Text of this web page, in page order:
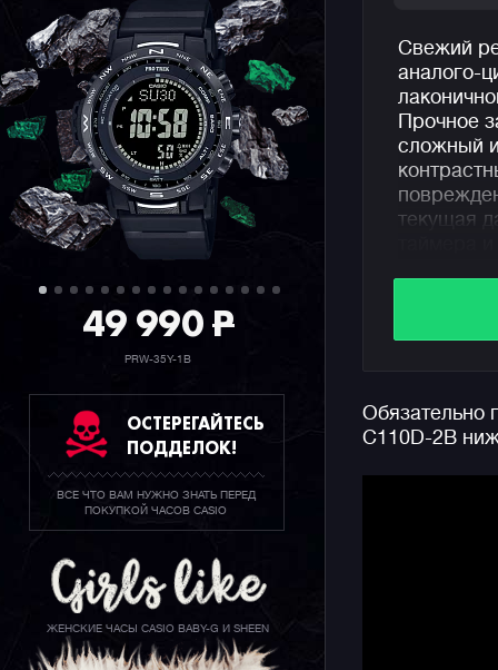
49 990P
PRW-35Y-1B
ОСТЕРЕГАЙТЕСЬ
ПОДДЕЛОК!
ВСЕ ЧТО ВАМ НУЖНО ЗНАТЬ ПЕРЕД
ПОКУПКОЙ ЧАСОВ CASIO
ЖЕНСКИЕ ЧАСЫ CASIO BABY-G И SHEEN
Свежий
аналого-
Прочное
сложный
текущая
Помимо
составит
Обязательно
C110D-2B